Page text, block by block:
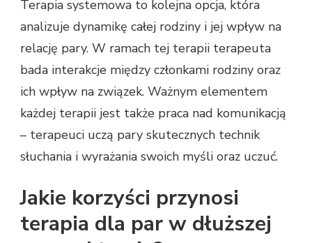
Terapia systemowa to kolejna opcja, która
analizuje dynamikę całej rodziny i jej wpływ na
relację pary. W ramach tej terapii terapeuta
bada interakcje między członkami rodziny oraz
ich wpływ na związek. Ważnym elementem
każdej terapii jest także praca nad komunikacją
– terapeuci uczą pary skutecznych technik
słuchania i wyrażania swoich myśli oraz uczuć.
Jakie korzyści przynosi
terapia dla par w dłuższej